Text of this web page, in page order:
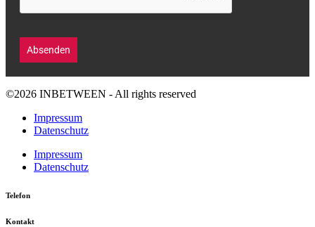
Absenden
©2026 INBETWEEN - All rights reserved
Impressum
Datenschutz
Impressum
Datenschutz
Telefon
Kontakt